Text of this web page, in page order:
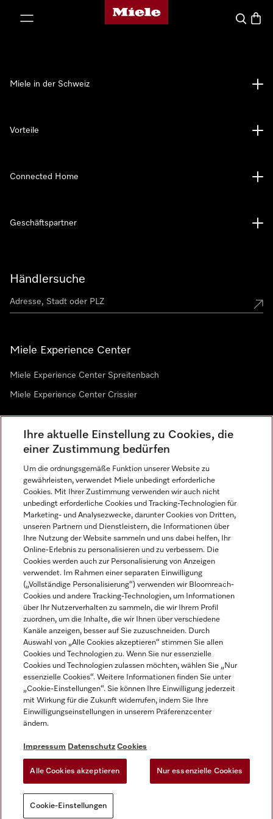
Miele-Homepage
Suche
Händlersuche
Miele Experience Center
Miele Experience Center Spreitenbach
Miele Experience Center Crissier
Newsletter
Sprache
DEUTSCH
Miele in der Schweiz
Vorteile
Connected Home
Geschäftspartner
Impressum
Datenschutz
Cookie-Einstellungen
Miele auf YoutubeMiele auf Instagram
Miele auf Facebook
Miele auf LinkedInMiele auf LinkedIn
Ihre aktuelle Einstellung zu Cookies, die
einer Zustimmung bedürfen
Um die ordnungsgemäße Funktion unserer Website zu
gewährleisten, verwendet Miele unbedingt erforderliche
Cookies. Mit Ihrer Zustimmung verwenden wir auch nicht
unbedingt erforderliche Cookies und Tracking-Technologien für
Marketing- und Analysezwecke, darunter Cookies von Dritten,
unseren Partnern und Dienstleistern, die Informationen über
Ihre Nutzung der Website sammeln und uns dabei helfen, Ihr
Online-Erlebnis zu personalisieren und zu verbessern. Die
Cookies werden auch zur Personalisierung von Anzeigen
verwendet. Im Rahmen einer separaten Einwilligung
(„Vollständige Personalisierung“) verwenden wir Bloomreach-
Cookies und andere Tracking-Technologien, um Informationen
über Ihr Nutzerverhalten zu sammeln, die wir Ihrem Profil
zuordnen, um die Inhalte, die wir Ihnen über verschiedene
Kanäle anzeigen, besser auf Sie zuzuschneiden. Durch
Auswahl von „Alle Cookies akzeptieren“ stimmen Sie allen
Cookies und Technologien zu. Wenn Sie nur essenzielle
Cookies und Technologien zulassen möchten, wählen Sie „Nur
essenzielle Cookies“. Weitere Informationen finden Sie unter
„Cookie-Einstellungen“. Sie können Ihre Einwilligung jederzeit
mit Wirkung für die Zukunft widerrufen, indem Sie Ihre
Einwilligungseinstellungen in unserem Präferenzcenter
ändern.
Impressum Datenschutz Cookies
Alle Cookies akzeptieren Nur essenzielle Cookies
Cookie-Einstellungen